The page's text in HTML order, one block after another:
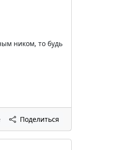
ником, то будь
Поделиться